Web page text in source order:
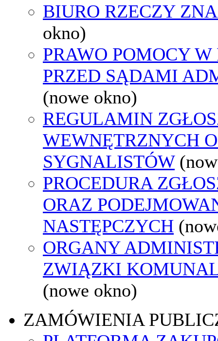
BIURO RZECZY
okno)
PRAWO POMOCY
PRZED SĄDAMI
(nowe okno)
REGULAMIN
WEWNĘTRZNYCH
SYGNALISTÓW
PROCEDURA
ORAZ
NASTĘPCZYCH
ORGANY
ZWIĄZKI
(nowe okno)
ZAMÓWIENIA